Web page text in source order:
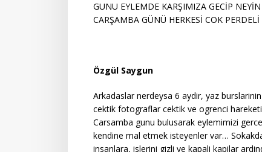
GUNU EYLEMDE KARŞIMIZA GECİP
CARŞAMBA GÜNÜ HERKESİ COK
Özgül Saygun
Arkadaslar nerdeysa 6 aydir, yaz
cektik fotograflar cektik ve ogrenci
Carsamba gunu bulusarak eylemimizi
kendine mal etmek isteyenler var…
insanlara, islerini gizli ve kapali kapilar